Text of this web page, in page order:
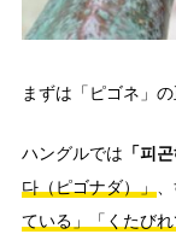
まずは「ピゴネ」
ハングルでは 「피
다（ピゴナダ）」、
ている」「くたび